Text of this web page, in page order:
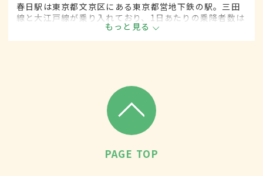
春日駅は東京都文京区にある東京都営地下鉄の駅。三田
線と大江戸線が乗り入れており、1日あたりの乗降者数は
10万人を超える。周辺には東京ドームや多目的ホール、
大学があり、通勤客に加えて観光客や学生の利用も多
もっと見る
PAGE TOP